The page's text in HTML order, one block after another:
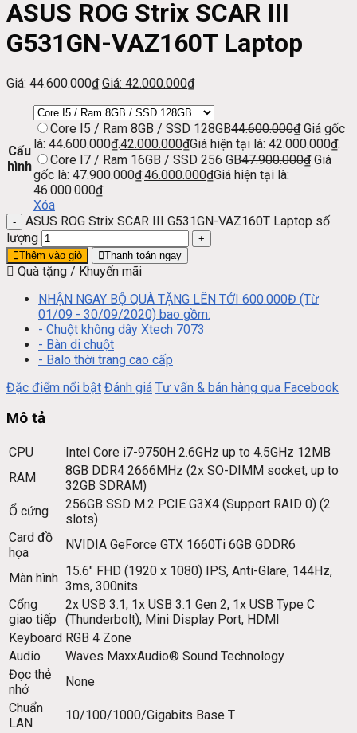
ASUS ROG Strix SCAR III
G531GN-VAZ160T Laptop
Giá:44.600.000₫ Giá: 42.000.000₫
Cấu
hình
Core I5 / Ram 8GB / SSD 128GB44.600.000₫ Giá gốc
là: 44.600.000₫.42.000.000₫Giá hiện tại là: 42.000.000₫.
Core I7 / Ram 16GB / SSD 256 GB47.900.000₫ Giá
gốc là: 47.900.000₫.46.000.000₫Giá hiện tại là:
46.000.000₫.
Xóa
ASUS ROG Strix SCAR III G531GN-VAZ160T Laptop số
lượng
Thêm vào giỏ Thanh toán ngay
Quà tặng / Khuyến mãi
NHẬN NGAY BỘ QUÀ TẶNG LÊN TỚI 600.000Đ (Từ
01/09 - 30/09/2020) bao gồm:
- Chuột không dây Xtech 7073
- Bàn di chuột
- Balo thời trang cao cấp
Đặc điểm nổi bật Đánh giá Tư vấn & bán hàng qua Facebook
Mô tả
CPU
Intel Core i7-9750H 2.6GHz up to 4.5GHz 12MB
RAM
8GB DDR4 2666MHz (2x SO-DIMM socket, up to
32GB SDRAM)
Ổ cứng
256GB SSD M.2 PCIE G3X4 (Support RAID 0) (2
slots)
Card đồ
họa
NVIDIA GeForce GTX 1660Ti 6GB GDDR6
Màn hình 15.6″ FHD (1920 x 1080) IPS, Anti-Glare, 144Hz,
3ms, 300nits
Cổng
giao tiếp
2x USB 3.1, 1x USB 3.1 Gen 2, 1x USB Type C
(Thunderbolt), Mini Display Port, HDMI
Keyboard RGB 4 Zone
Audio
Waves MaxxAudio® Sound Technology
Đọc thẻ
nhớ
None
Chuẩn
LAN
10/100/1000/Gigabits Base T